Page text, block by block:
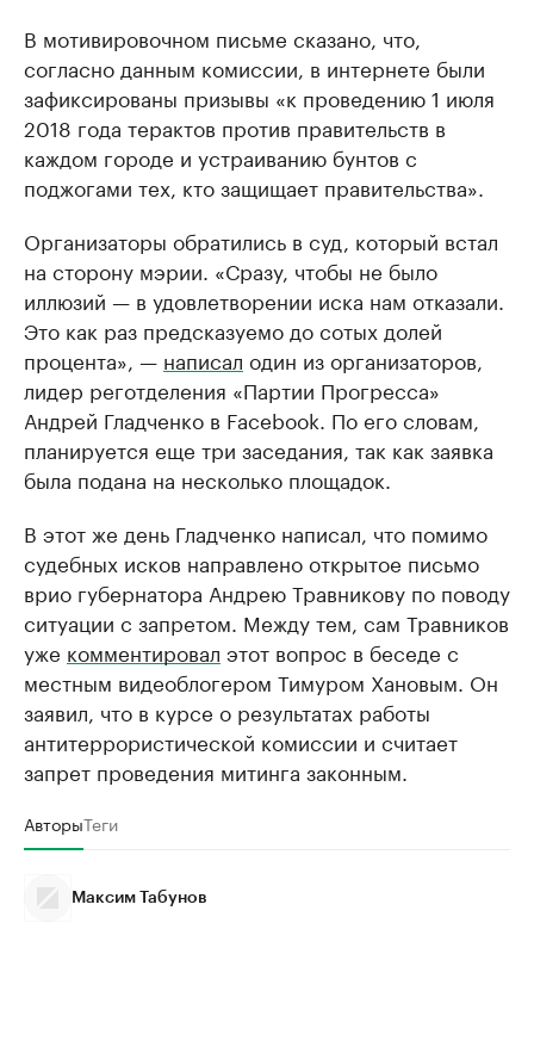
В мотивировочном письме сказано, что,
согласно данным комиссии, в интернете были
зафиксированы призывы «к проведению 1 июля
2018 года терактов против правительств в
каждом городе и устраиванию бунтов с
поджогами тех, кто защищает правительства».
Организаторы обратились в суд, который встал
на сторону мэрии. «Сразу, чтобы не было
иллюзий — в удовлетворении иска нам отказали.
Это как раз предсказуемо до сотых долей
процента», — написал один из организаторов,
лидер реготделения «Партии Прогресса»
Андрей Гладченко в Facebook. По его словам,
планируется еще три заседания, так как заявка
была подана на несколько площадок.
В этот же день Гладченко написал, что помимо
судебных исков направлено открытое письмо
врио губернатора Андрею Травникову по поводу
ситуации с запретом. Между тем, сам Травников
уже комментировал этот вопрос в беседе с
местным видеоблогером Тимуром Хановым. Он
заявил, что в курсе о результатах работы
антитеррористической комиссии и считает
запрет проведения митинга законным.
АвторыТеги
Максим Табунов